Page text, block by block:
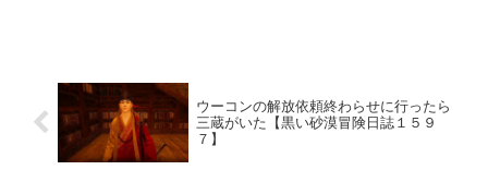
ウーコンの解放依頼終わらせに行ったら
三蔵がいた【黒い砂漠冒険日誌１５９
７】